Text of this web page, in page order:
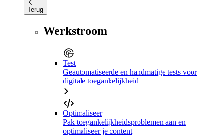
Terug
Werkstroom
Test
Geautomatiseerde en handmatige tests voor
digitale toegankelijkheid
Optimaliseer
Pak toegankelijkheidsproblemen aan en
optimaliseer je content